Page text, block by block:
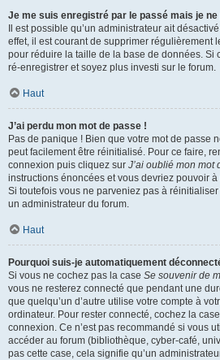
Je me suis enregistré par le passé mais je
Il est possible qu’un administrateur ait
effet, il est courant de supprimer régulièrement
pour réduire la taille de la base de données. Si
ré-enregistrer et soyez plus investi sur le forum.
Haut
J’ai perdu mon mot de passe !
Pas de panique ! Bien que votre mot de passe
peut facilement être réinitialisé. Pour ce faire,
connexion puis cliquez sur J’ai oublié mon mot
instructions énoncées et vous devriez pouvoir
Si toutefois vous ne parveniez pas à
un administrateur du forum.
Haut
Pourquoi suis-je automatiquement
Si vous ne cochez pas la case Se souvenir de
vous ne resterez connecté que pendant une
que quelqu’un d’autre utilise votre compte à
ordinateur. Pour rester connecté, cochez la case
connexion. Ce n’est pas recommandé si vous
accéder au forum (bibliothèque, cyber-café,
pas cette case, cela signifie qu’un